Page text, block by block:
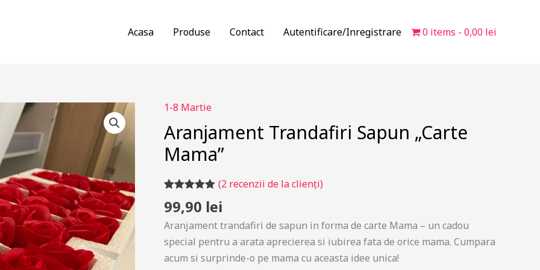
Acasa Produse Contact Autentificare/Inregistrare 0 items 0,00 lei
1-8 Martie
Aranjament Trandafiri Sapun „Carte
Mama”
5.00 din 5 pe
evaluări de la
clienți
(2 recenzii de la clienți)
99,90 lei
Aranjament trandafiri de sapun in forma de carte Mama – un cadou
special pentru a arata aprecierea si iubirea fata de orice mama. Cumpara
acum si surprinde-o pe mama cu aceasta idee unica!